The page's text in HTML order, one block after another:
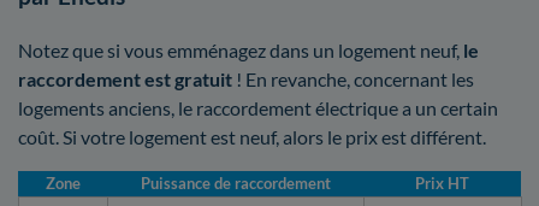
Notez que si vous emménagez dans un logement neuf, le
raccordement est gratuit ! En revanche, concernant les
logements anciens, le raccordement électrique a un certain
coût. Si votre logement est neuf, alors le prix est différent.
Zone Puissance de raccordement Prix HT